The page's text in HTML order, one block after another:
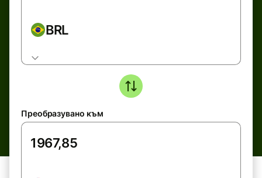
BRL
Преобразувано към